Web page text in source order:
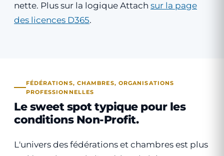
nette. Plus sur la logique Attach sur la page
des licences D365.
FÉDÉRATIONS, CHAMBRES, ORGANISATIONS
PROFESSIONNELLES
Le sweet spot typique pour les
conditions Non-Profit.
L'univers des fédérations et chambres est plus